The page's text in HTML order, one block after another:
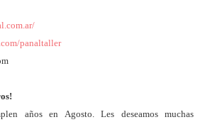
panaltaller
años en Agosto. Les deseamos muchas